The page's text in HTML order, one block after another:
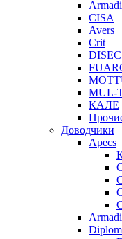
CISA
Avers
Crit
DISEC
MUL-
КАЛЕ
Доводчики
Apecs